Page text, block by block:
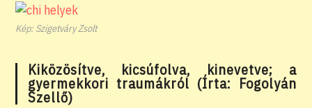
Kép: Szigetváry Zsolt
Kiközösítve, kicsúfolva, kinevetve; a
gyermekkori traumákról (Írta: Fogolyán
Szellő)